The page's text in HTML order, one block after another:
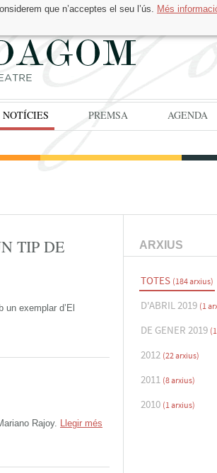
que n’acceptes el seu l’ús. Més
NOTÍCIES PREMSA AGENDA
TIP DE
exemplar d’El
Rajoy. Llegir més
ARXIUS
TOTES (184 arxius)
D'ABRIL 2019 (1
DE GENER 2019
2012 (22 arxius)
2011 (8 arxius)
2010 (1 arxius)